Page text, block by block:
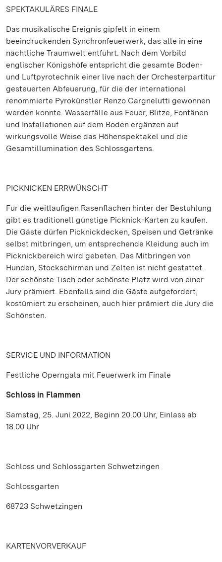
SPEKTAKULÄRES FINALE
Das musikalische Ereignis gipfelt in einem
beeindruckenden Synchronfeuerwerk, das alle in eine
nächtliche Traumwelt entführt. Nach dem Vorbild
englischer Königshöfe entspricht die gesamte Boden-
und Luftpyrotechnik einer live nach der Orchesterpartitur
gesteuerten Abfeuerung, für die der international
renommierte Pyrokünstler Renzo Cargnelutti gewonnen
werden konnte. Wasserfälle aus Feuer, Blitze, Fontänen
und Installationen auf dem Boden ergänzen auf
wirkungsvolle Weise das Höhenspektakel und die
Gesamtillumination des Schlossgartens.
PICKNICKEN ERRWÜNSCHT
Für die weitläufigen Rasenflächen hinter der Bestuhlung
gibt es traditionell günstige Picknick-Karten zu kaufen.
Die Gäste dürfen Picknickdecken, Speisen und Getränke
selbst mitbringen, um entsprechende Kleidung auch im
Picknickbereich wird gebeten. Das Mitbringen von
Hunden, Stockschirmen und Zelten ist nicht gestattet.
Der schönste Tisch oder schönste Platz wird von einer
Jury prämiert. Ebenfalls sind die Gäste aufgefordert,
kostümiert zu erscheinen, auch hier prämiert die Jury die
Schönsten.
SERVICE UND INFORMATION
Festliche Operngala mit Feuerwerk im Finale
Schloss in Flammen
Samstag, 25. Juni 2022, Beginn 20.00 Uhr, Einlass ab
18.00 Uhr
Schloss und Schlossgarten Schwetzingen
Schlossgarten
68723 Schwetzingen
KARTENVORVERKAUF